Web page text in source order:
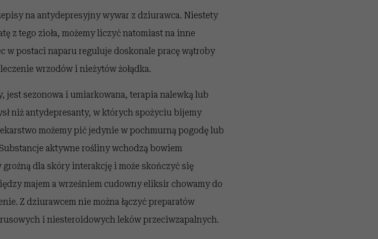
na antydepresyjny wywar z dziurawca. Niestety
z tego zioła, możemy liczyć natomiast na inne
w postaci naparu reguluje doskonale pracę wątroby
wrzodów i nieżytów żołądka.
jest sezonowa i umiarkowana, terapia nalewką lub
niż antydepresanty, w których spożyciu bijemy
możemy pić jedynie w pochmurną pogodę lub
aktywne rośliny wchodzą bowiem
dla skóry interakcję i może skończyć się
majem a wrześniem cudowny eliksir chowamy do
Z dziurawcem nie można łączyć preparatów
i niesteroidowych leków przeciwzapalnych.